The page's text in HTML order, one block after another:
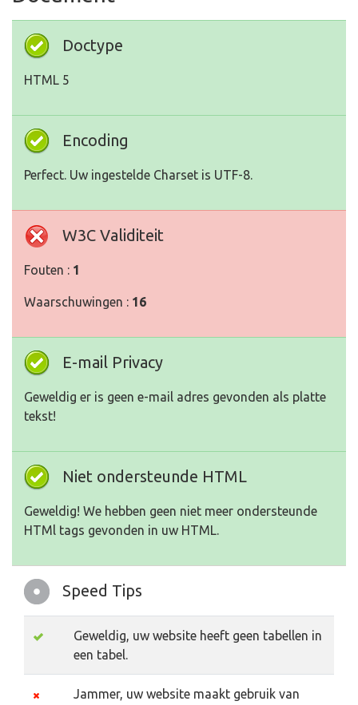
Doctype
HTML 5
Encoding
Perfect. Uw ingestelde Charset is UTF-8.
W3C Validiteit
Fouten : 1
Waarschuwingen : 16
E-mail Privacy
Geweldig er is geen e-mail adres gevonden als platte
tekst!
Niet ondersteunde HTML
Geweldig! We hebben geen niet meer ondersteunde
HTMl tags gevonden in uw HTML.
Speed Tips
Geweldig, uw website heeft geen tabellen in
een tabel.
Jammer, uw website maakt gebruik van